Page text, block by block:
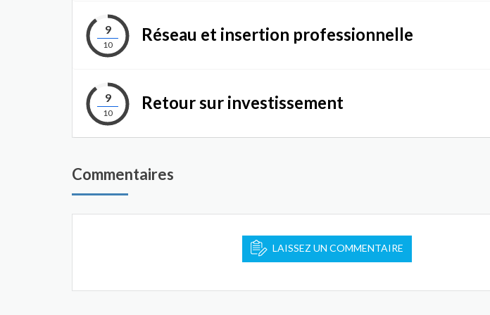
9
10
Réseau et insertion professionnelle
9
10
Retour sur investissement
Commentaires
LAISSEZ UN COMMENTAIRE